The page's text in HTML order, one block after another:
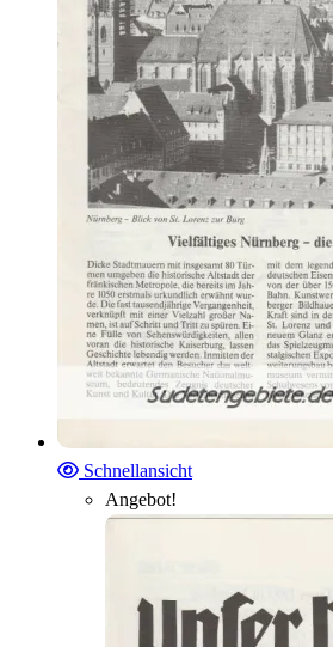
Schnellansicht
Angebot!